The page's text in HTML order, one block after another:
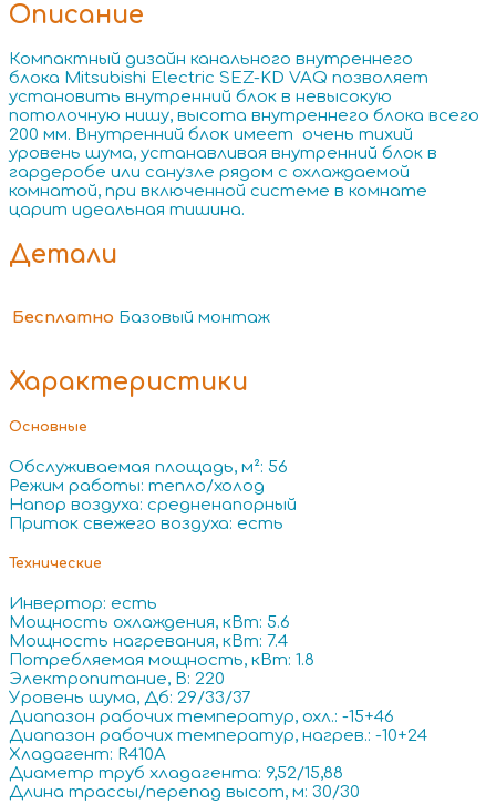
Описание
Компактный дизайн канального внутреннего
блока Mitsubishi Electric SEZ-KD VAQ позволяет
установить внутренний блок в невысокую
потолочную нишу, высота внутреннего блока всего
200 мм. Внутренний блок имеет очень тихий
уровень шума, устанавливая внутренний блок в
гардеробе или санузле рядом с охлаждаемой
комнатой, при включенной системе в комнате
царит идеальная тишина.
Детали
Бесплатно Базовый монтаж
Характеристики
Основные
Обслуживаемая площадь, м²: 56
Режим работы: тепло/холод
Напор воздуха: средненапорный
Приток свежего воздуха: есть
Технические
Инвертор: есть
Мощность охлаждения, кВт: 5.6
Мощность нагревания, кВт: 7.4
Потребляемая мощность, кВт: 1.8
Электропитание, В: 220
Уровень шума, Дб: 29/33/37
Диапазон рабочих температур, охл.: -15+46
Диапазон рабочих температур, нагрев.: -10+24
Хладагент: R410A
Диаметр труб хладагента: 9,52/15,88
Длина трассы/перепад высот, м: 30/30